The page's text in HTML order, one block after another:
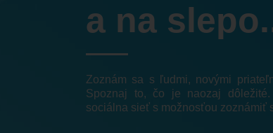
a na
Zoznám sa s ľudmi, novými
Spoznaj to, čo je naozaj dôležité.
sociálna sieť s možnosťou zoznámiť